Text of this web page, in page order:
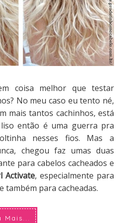
coisa melhor que testar
No meu caso eu tento né,
mais tantos cachinhos, está
então é uma guerra pra
nesses fios. Mas a
chegou faz umas duas
para cabelos cacheados e
Activate, especialmente para
também para cacheadas.
Mais...